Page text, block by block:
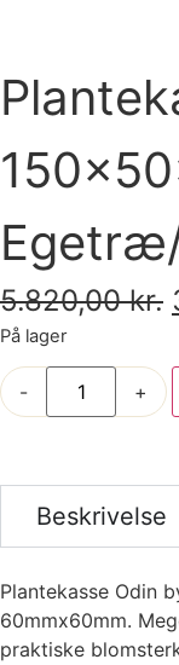
5.820,00kr.
På lager
- +
Beskrivelse
Plantekasse Odin
60mmx60mm.
praktiske